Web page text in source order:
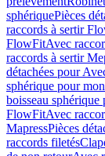
sphériquePièces
raccords à sertir
FlowFitAvec
raccords à sertir
détachées pour
sphérique pour
boisseau sphérique
FlowFitAvec
MapressPièces
raccords filetés